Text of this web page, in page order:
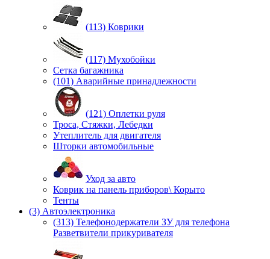
(113) Коврики
(117) Мухобойки
Сетка багажника
(101) Аварийные принадлежности
(121) Оплетки руля
Троса, Стяжки, Лебедки
Утеплитель для двигателя
Шторки автомобильные
Уход за авто
Коврик на панель приборов\ Корыто
Тенты
(3) Автоэлектроника
(313) Телефонодержатели ЗУ для телефона
Разветвители прикуривателя